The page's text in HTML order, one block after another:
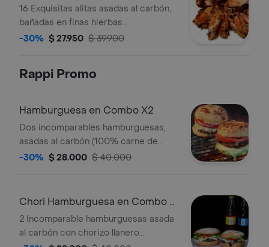
Hierbas
16 Exquisitas alitas asadas al carbón,
bañadas en finas hierbas
acompañadas de papa a la francesa y
-30% $ 27.950 $ 39.900
Rappi Promo
Hamburguesa en Combo X2
Dos incomparables hamburguesas,
asadas al carbón (100% carne de
res), con tocineta, queso, tomate,
cebolla grille de base; acompañada
de papas a la francesa y 2 gaseosas
250 ML.
-30% $ 28.000 $ 40.000
Chori Hamburguesa en Combo X
2
2 Incomparable hamburguesas asada
al carbón con chorizo llanero